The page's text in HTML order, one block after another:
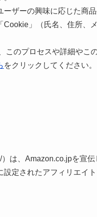
ーザーの興味に応じた商
Cookie」（氏名、住所、
このプロセスや詳細やこ
をクリックしてください。
は、Amazon.co.jpを宣
設定されたアフィリエイ